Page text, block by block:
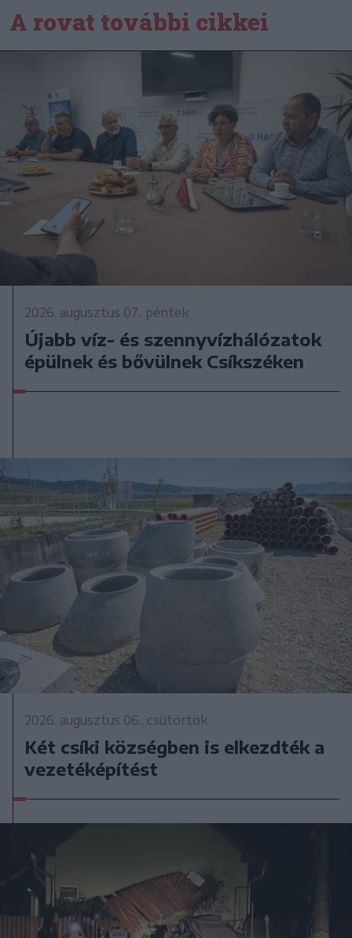
A rovat további cikkei
2026. augusztus 07., péntek
Újabb víz- és szennyvízhálózatok
épülnek és bővülnek Csíkszéken
2026. augusztus 06., csütörtök
Két csíki községben is elkezdték a
vezetéképítést